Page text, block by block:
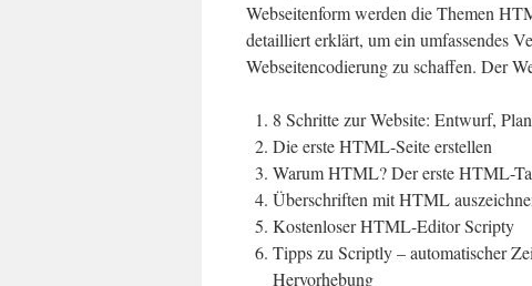
Webseitenform werden die Themen
detailliert erklärt, um ein umfassendes
Webseitencodierung zu schaffen. Der
8 Schritte zur Website: Entwurf,
Die erste HTML-Seite erstellen
Warum HTML? Der erste HTML-
Überschriften mit HTML
Kostenloser HTML-Editor Scripty
Tipps zu Scriptly – automatischer
Hervorhebung